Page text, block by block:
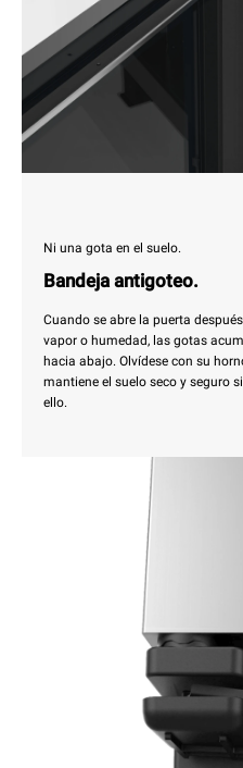
Ni una gota en el suelo.
Bandeja antigoteo.
Cuando se abre la puerta
vapor o humedad, las gotas
hacia abajo. Olvídese con su
mantiene el suelo seco y seguro
ello.